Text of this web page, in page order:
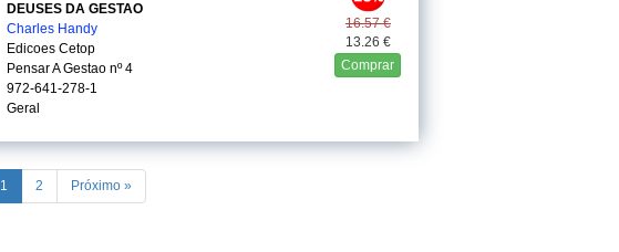
16.57 €
13.26 €
Comprar
DEUSES DA GESTAO
Charles Handy
Edicoes Cetop
Pensar A Gestao nº 4
972-641-278-1
Geral
1 2 Próximo »